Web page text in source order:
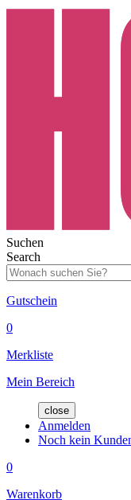
Suchen
Search
Gutschein
0
Merkliste
Mein Bereich
close
Anmelden
Noch kein
0
Warenkorb